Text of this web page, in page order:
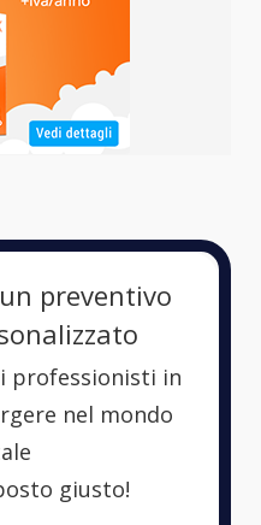
preventivo
professionisti in
nel mondo
giusto!